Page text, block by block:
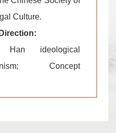
Culture.
ideological
Concept